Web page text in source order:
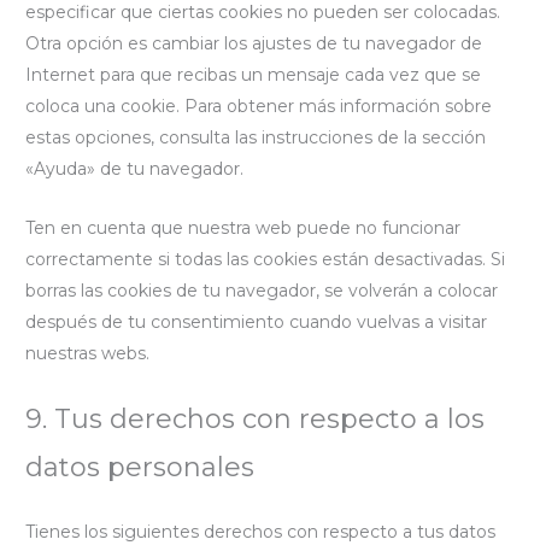
especificar que ciertas cookies no pueden ser colocadas.
Otra opción es cambiar los ajustes de tu navegador de
Internet para que recibas un mensaje cada vez que se
coloca una cookie. Para obtener más información sobre
estas opciones, consulta las instrucciones de la sección
«Ayuda» de tu navegador.
Ten en cuenta que nuestra web puede no funcionar
correctamente si todas las cookies están desactivadas. Si
borras las cookies de tu navegador, se volverán a colocar
después de tu consentimiento cuando vuelvas a visitar
nuestras webs.
9. Tus derechos con respecto a los
datos personales
Tienes los siguientes derechos con respecto a tus datos